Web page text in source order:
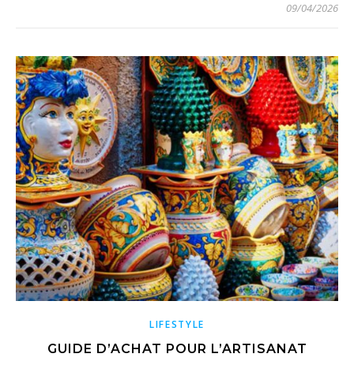
09/04/2026
LIFESTYLE
GUIDE D’ACHAT POUR L’ARTISANAT